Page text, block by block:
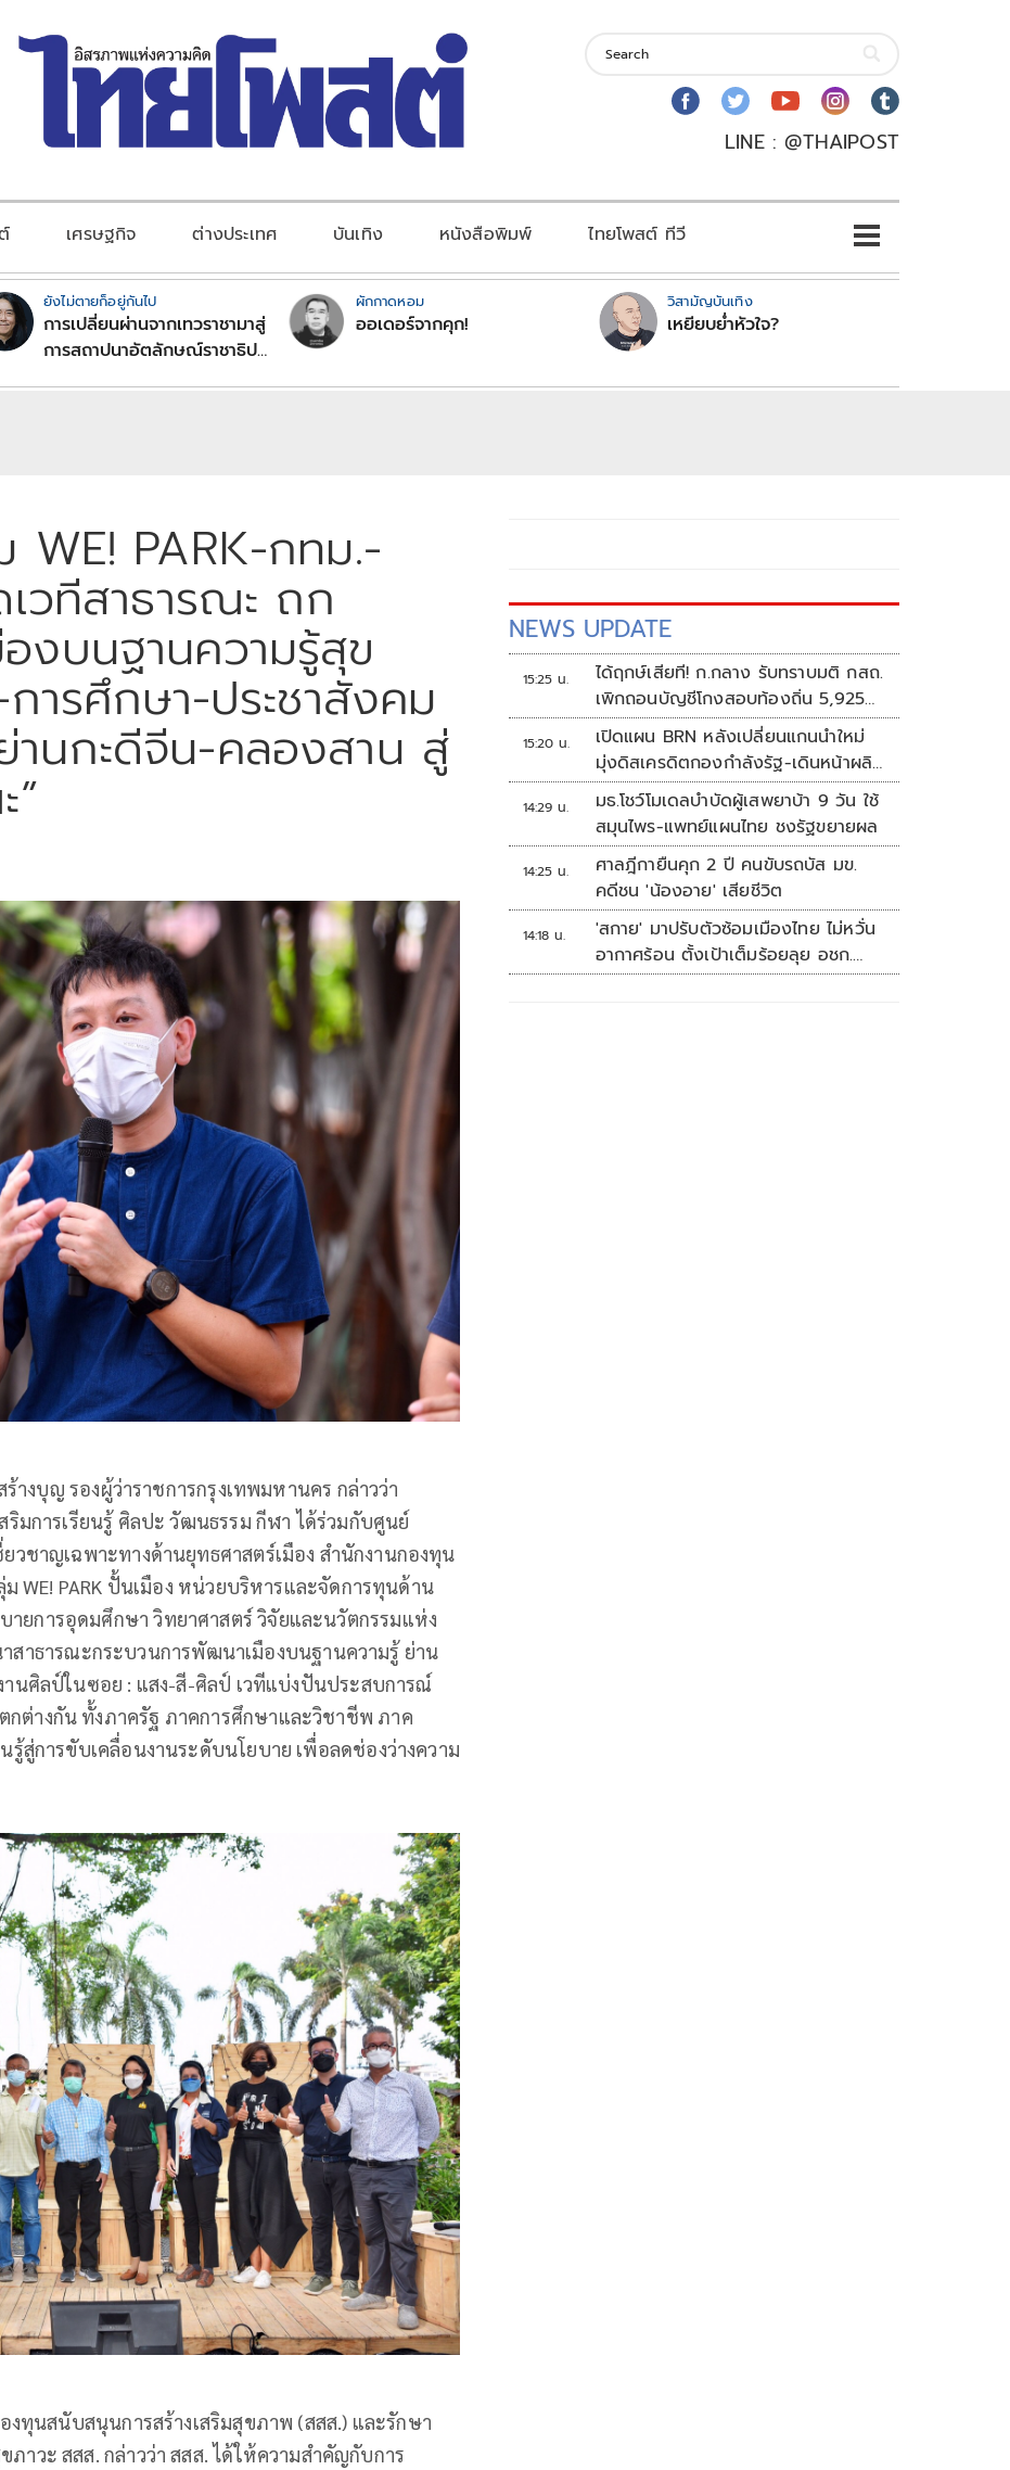
LINE : @THAIPOST
เศรษฐกิจ ต่างประเทศ บันเทิง หนังสือพิมพ์ ไทยโพสต์ ทีวี
ยังไม่ตายก็อยู่กันไป
การเปลี่ยนผ่านจากเทวราชามาสู่
การสถาปนาอัตลักษณ์ราชาธิป
ผักกาดหอม
ออเดอร์จากคุก!
วิสามัญบันเทิง
เหยียบย่ำหัวใจ?
PARK-กทม.-
วทีสาธารณะ ถก
งบนฐานความรู้สุข
ารศึกษา-ประชาสังคม
นกะดีจีน-คลองสาน สู่
างบุญ รองผู้ว่าราชการกรุงเทพมหานคร กล่าวว่า
ริมการเรียนรู้ ศิลปะ วัฒนธรรม กีฬา ได้ร่วมกับศูนย์
วชาญเฉพาะทางด้านยุทธศาสตร์เมือง สำนักงานกองทุน
WE! PARK ปั้นเมือง หน่วยบริหารและจัดการทุนด้าน
ยการอุดมศึกษา วิทยาศาสตร์ วิจัยและนวัตกรรมแห่ง
าสาธารณะกระบวนการพัฒนาเมืองบนฐานความรู้ ย่าน
นศิลป์ในซอย : แสง-สี-ศิลป์ เวทีแบ่งปันประสบการณ์
ต่างกัน ทั้งภาครัฐ ภาคการศึกษาและวิชาชีพ ภาค
สู่การขับเคลื่อนงานระดับนโยบาย เพื่อลดช่องว่างความ
งทุนสนับสนุนการสร้างเสริมสุขภาพ (สสส.) และรักษา
ภาวะ สสส. กล่าวว่า สสส. ได้ให้ความสำคัญกับการ
NEWS UPDATE
15:25 น.
ได้ฤกษ์เสียที! ก.กลาง รับทราบมติ กสถ.
เพิกถอนบัญชีโกงสอบท้องถิ่น 5,925
ราย
15:20 น.
เปิดแผน BRN หลังเปลี่ยนแกนนำใหม่
มุ่งดิสเครดิตกองกำลังรัฐ-เดินหน้าผลิต
แนวร่วม
14:29 น.
มธ.โชว์โมเดลบำบัดผู้เสพยาบ้า 9 วัน ใช้
สมุนไพร-แพทย์แผนไทย ชงรัฐขยายผล
14:25 น.
ศาลฎีกายืนคุก 2 ปี คนขับรถบัส มข.
คดีชน 'น้องอาย' เสียชีวิต
14:18 น.
'สกาย' มาปรับตัวซ้อมเมืองไทย ไม่หวั่น
อากาศร้อน ตั้งเป้าเต็มร้อยลุย อชก.
2026